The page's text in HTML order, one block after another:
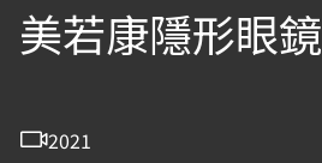
美若康隱形眼鏡
2021